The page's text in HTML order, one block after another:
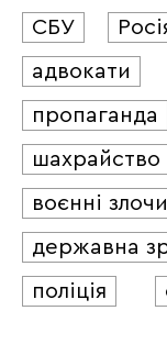
СБУ
адвокати
пропаганда
шахрайство
воєнні
державна
поліція